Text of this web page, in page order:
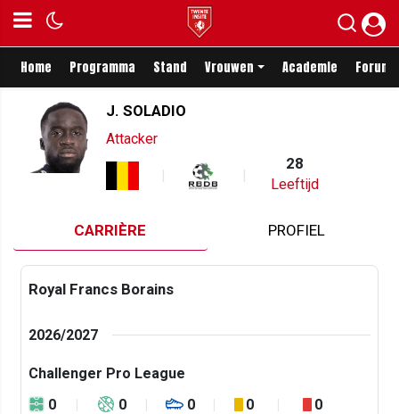
Home Programma Stand Vrouwen Academie Forum
J. SOLADIO
Attacker
28
Leeftijd
CARRIÈRE PROFIEL
Royal Francs Borains
2026/2027
Challenger Pro League
0
0 0 0 0